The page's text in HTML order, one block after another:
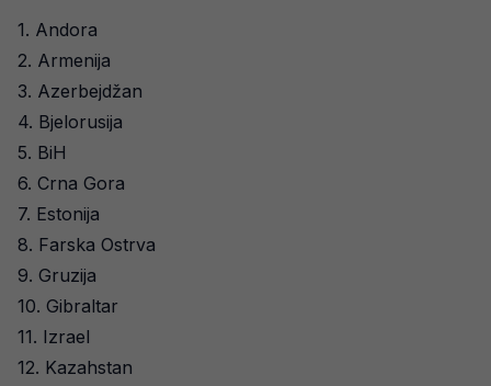
1. Andora
2. Armenija
3. Azerbejdžan
4. Bjelorusija
5. BiH
6. Crna Gora
7. Estonija
8. Farska Ostrva
9. Gruzija
10. Gibraltar
11. Izrael
12. Kazahstan